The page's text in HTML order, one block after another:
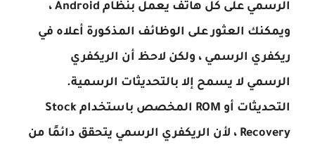
الرسمي على كل هاتف يعمل بنظام Android ،
ويمكنك العثور على الوظائف المذكورة أعلاه في
ريكفري الرسمي ، ولكن لاحظ أن الريكفري
الرسمي لا يسمح إلا بالتحديثات الرسمية.
التحديثات أو ROM المخصص باستخدام Stock
Recovery ، لأن الريكفري الرسمي يتحقق دائمًا من